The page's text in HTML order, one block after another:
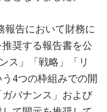
報告において財務に
奨する報告書を公
ス」「戦略」「リ
4つの枠組みでの開
バナンス」および